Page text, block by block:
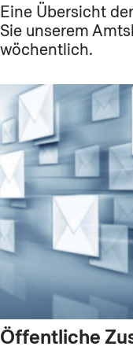
Eine Übersicht
Sie unserem
wöchentlich.
Öffentliche